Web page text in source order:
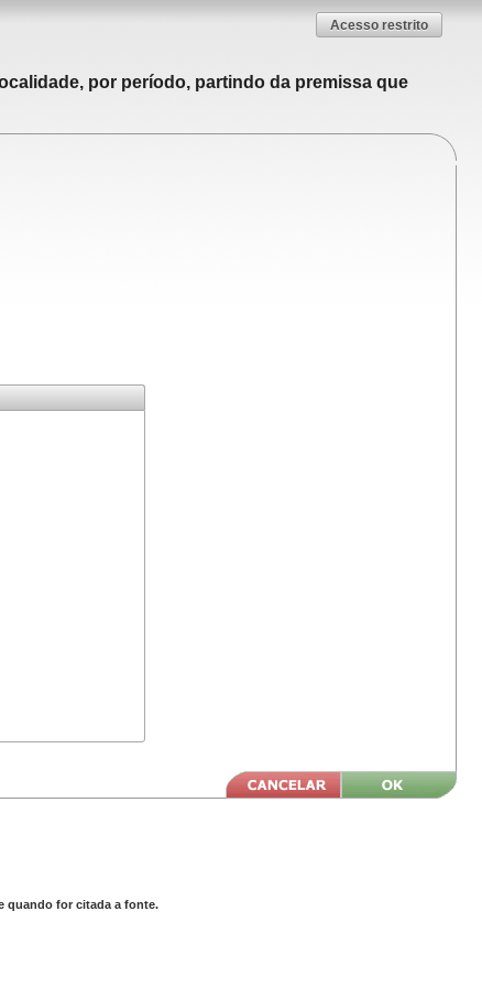
Acesso restrito
por período, partindo da premissa que
quando for citada a fonte.